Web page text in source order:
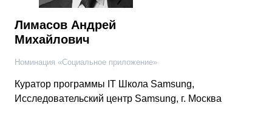
Лимасов Андрей
Михайлович
Номинация «Социальное приложение»
Куратор программы IT Школа Samsung,
Исследовательский центр Samsung, г. Москва